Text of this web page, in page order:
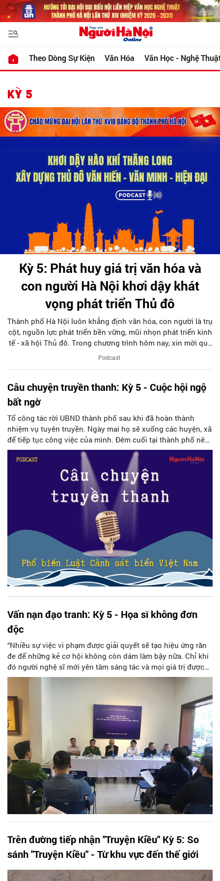
Theo Dòng Sự Kiện Văn Hóa Văn Học - Nghệ
KỲ 5
Kỳ 5: Phát huy giá trị văn hóa và
con người Hà Nội khơi dậy khát
vọng phát triển Thủ đô
Thành phố Hà Nội luôn khẳng định văn hóa, con người là trụ
cột, nguồn lực phát triển bền vững, mũi nhọn phát triển kinh
tế - xã hội Thủ đô. Trong chương trình hôm nay, xin mời quý
vị và các bạn đến với nội dung Hà Nội phát huy giá trị văn
nâng cao phúc lợi xã hội, chất lượng cuộc sống của Nhân
dân luôn được chú trọng và đạt nhiều tiến bộ mới để bước
Podcast
Câu chuyện truyền thanh: Kỳ 5 - Cuộc hội ngộ
bất ngờ
Tổ công tác rời UBND thành phố sau khi đã hoàn thành
nhiệm vụ tuyên truyền. Ngày mai họ sẽ xuống các huyện, xã
để tiếp tục công việc của mình. Đêm cuối tại thành phố nên
Nam bảo mọi người tuỳ nghi di tản đi chơi. Trời đêm phố
biển sáng rực rỡ bởi ánh đèn ở khắp nơi. Nam và Hải đang đi
nói chuyện thì chợt có tiếng gọi của một người đàn ông
Vấn nạn đạo tranh: Kỳ 5 - Họa sĩ không đơn
độc
“Nhiều sự việc vi phạm được giải quyết sẽ tạo hiệu ứng răn
đe để những kẻ cơ hội không còn dám làm bậy nữa. Chỉ khi
đó người nghệ sĩ mới yên tâm sáng tác và mọi giá trị được
trả về đúng như nó có”.
Trên đường tiếp nhận "Truyện Kiều" Kỳ 5: So
sánh "Truyện Kiều" - Từ khu vực đến thế giới